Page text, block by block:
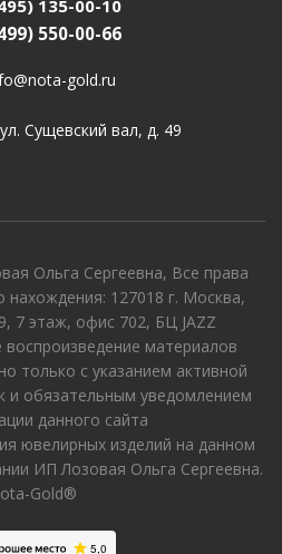
135-00-10
550-00-66
gold.ru
Сущевский вал, д. 49
Ольга Сергеевна, Все права
127018 г. Москва,
7 этаж, офис 702, БЦ JAZZ
материалов
только с указанием активной
и обязательным уведомлением
данного сайта
ювелирных изделий на данном
ИП Лозовая Ольга Сергеевна.
Gold®